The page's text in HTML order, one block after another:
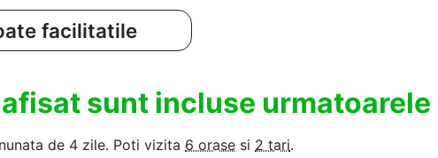
facilitatile
sunt incluse urmatoarele
de 4 zile. Poti vizita 6 orase si 2 tari.